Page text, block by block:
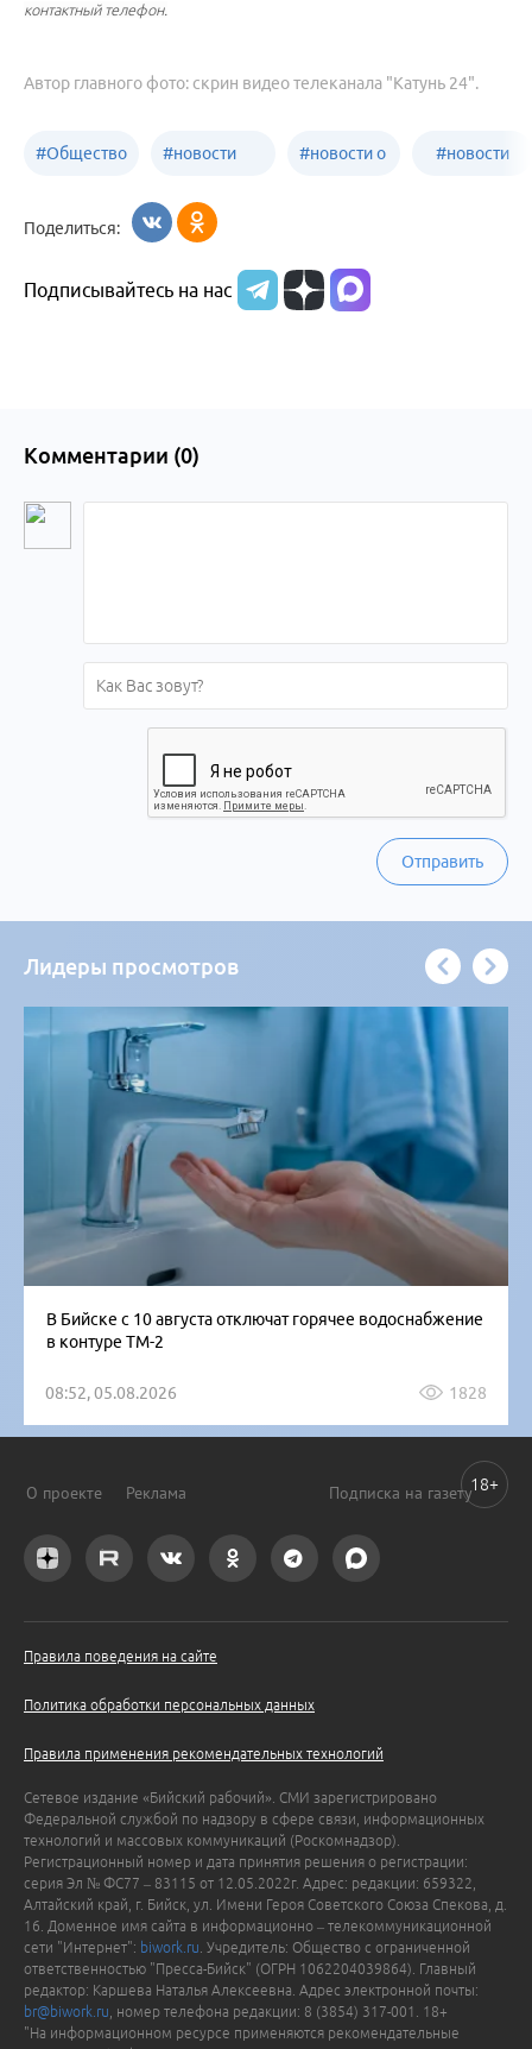
контактный телефон.
Автор главного фото: скрин видео телеканала "Катунь 24".
#Общество #новости
образования
#новости о
Алтайского
#новости
Поделиться:
Подписывайтесь на нас
Комментарии (0)
Отправить
Лидеры просмотров
В Бийске с 10 августа отключат горячее водоснабжение
в контуре ТМ-2
08:52, 05.08.2026 1828
О проекте Реклама Подписка на газету
Правила поведения на сайте
Политика обработки персональных данных
Правила применения рекомендательных технологий
Сетевое издание «Бийский рабочий». СМИ зарегистрировано
Федеральной службой по надзору в сфере связи, информационных
технологий и массовых коммуникаций (Роскомнадзор).
Регистрационный номер и дата принятия решения о регистрации:
серия Эл № ФС77 – 83115 от 12.05.2022г. Адрес: редакции: 659322,
Алтайский край, г. Бийск, ул. Имени Героя Советского Союза Спекова, д.
16. Доменное имя сайта в информационно – телекоммуникационной
сети "Интернет": biwork.ru . Учредитель: Общество с ограниченной
ответственностью "Пресса-Бийск" (ОГРН 1062204039864). Главный
редактор: Каршева Наталья Алексеевна. Адрес электронной почты:
br@biwork.ru , номер телефона редакции: 8 (3854) 317-001. 18+
"На информационном ресурсе применяются рекомендательные
18+